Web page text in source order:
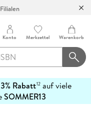
Konto Merkzettel Warenkorb
Rabatt12 auf viele
SOMMER13